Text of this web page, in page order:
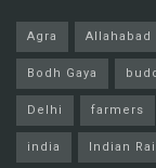
Agra Allahabad
Bodh Gaya
Delhi farmers
india Indian